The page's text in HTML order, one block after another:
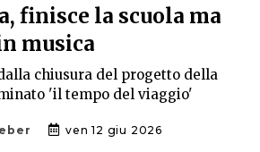
finisce la scuola ma
musica
chiusura del progetto della
'il tempo del viaggio'
ven 12 giu 2026